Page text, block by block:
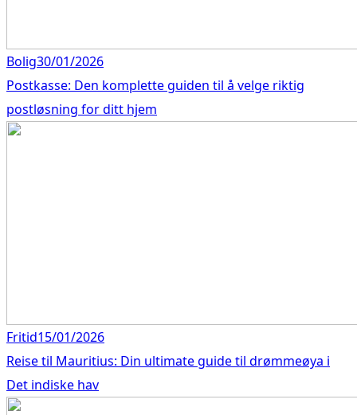
Bolig30/01/2026
Postkasse: Den komplette guiden til å velge riktig
postløsning for ditt hjem
Fritid15/01/2026
Reise til Mauritius: Din ultimate guide til drømmeøya i
Det indiske hav